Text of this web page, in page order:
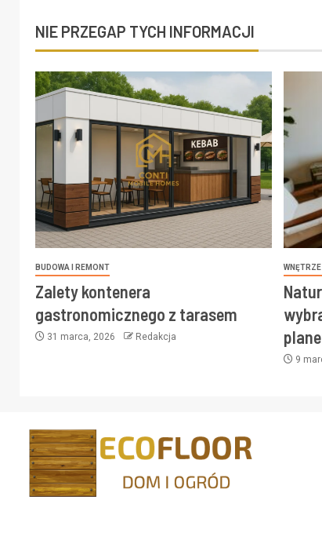
NIE PRZEGAP TYCH INFORMACJI
BUDOWA I REMONT
Zalety kontenera
gastronomicznego z tarasem
31 marca, 2026 Redakcja
WNĘTRZE
9